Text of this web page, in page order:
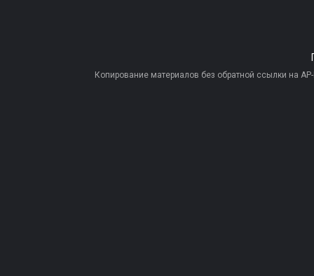
Копирование материалов без обратной ссылки на